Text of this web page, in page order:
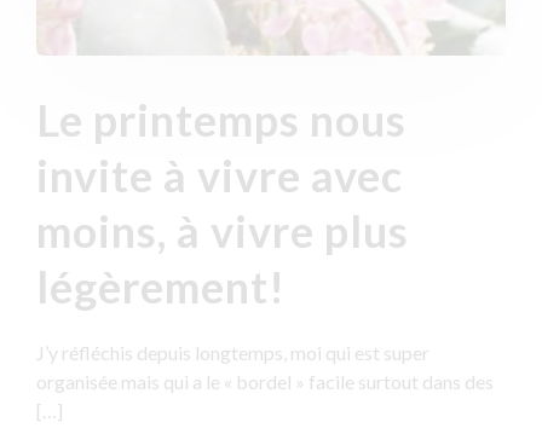
Le printemps nous
invite à vivre avec
moins, à vivre plus
légèrement!
J’y réfléchis depuis longtemps, moi qui est super
organisée mais qui a le « bordel » facile surtout dans des
[…]